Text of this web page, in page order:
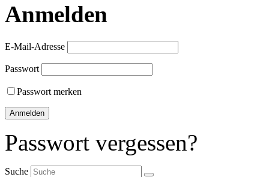
Anmelden
E-Mail-Adresse
Passwort
Passwort merken
Anmelden
Passwort vergessen?
Suche